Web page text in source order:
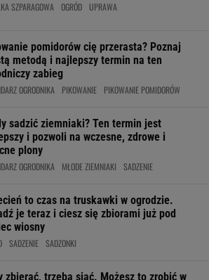
SZPARAGOWA OGRÓD UPRAWA
pomidorów cię przerasta? Poznaj
metodą i najlepszy termin na ten
zabieg
OGRODNIKA PIKOWANIE PIKOWANIE POMIDORÓW
sadzić ziemniaki? Ten termin jest
i pozwoli na wczesne, zdrowe i
plony
OGRODNIKA MŁODE ZIEMNIAKI SADZENIE
to czas na truskawki w ogrodzie.
je teraz i ciesz się zbiorami już pod
wiosny
SADZENIE SADZONKI
zbierać, trzeba siać. Możesz to zrobić w